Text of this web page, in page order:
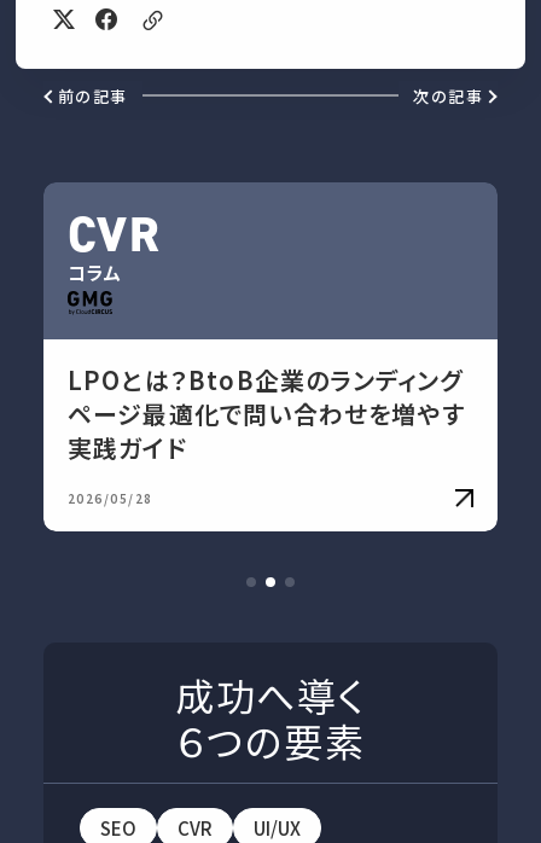
前の記事 次の記事
CVR
コラム
LPOとは？BtoB企業のランディング
ページ最適化で問い合わせを増やす
実践ガイド
2026/05/28
成功へ導く
６つの要素
SEO CVR
UI/UX